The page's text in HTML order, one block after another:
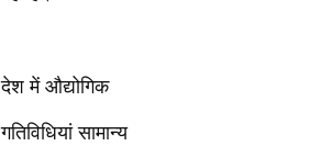
देश में औद्योगिक
गतिविधियां सामान्य